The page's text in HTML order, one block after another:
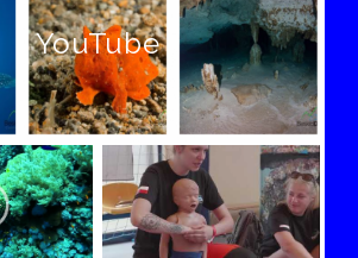
YouTube